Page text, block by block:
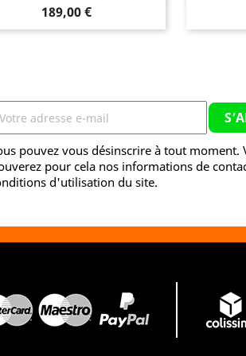
Prix
189,00 €
pouvez vous désinscrire à tout moment.
pour cela nos informations de
d'utilisation du site.